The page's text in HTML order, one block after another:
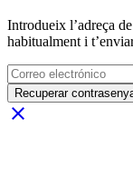
Introdueix l’adreça
habitualment i
Recuperar
close